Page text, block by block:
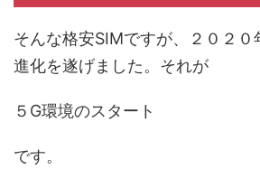
そんな格安SIMですが、２０２０
進化を遂げました。それが
５G環境のスタート
です。